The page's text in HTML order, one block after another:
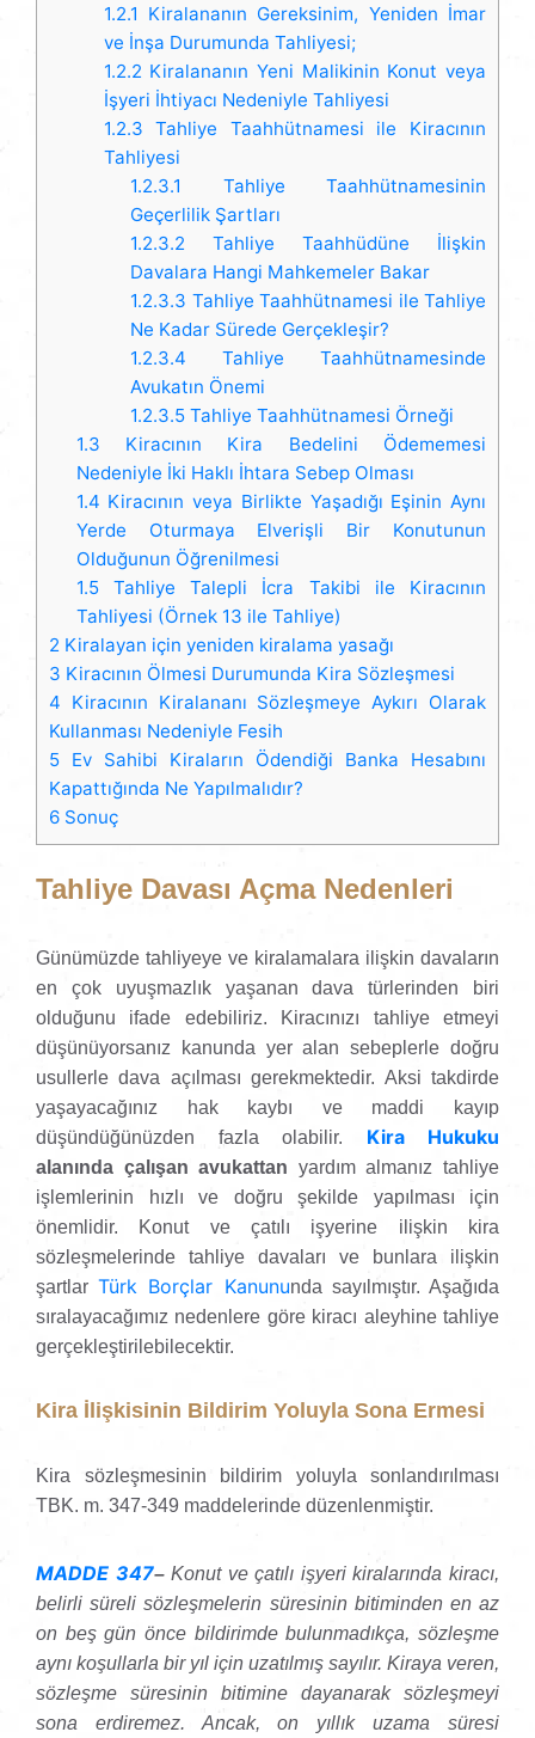
1.2.1 Kiralananın Gereksinim, Yeniden İmar
ve İnşa Durumunda Tahliyesi;
1.2.2 Kiralananın Yeni Malikinin Konut veya
İşyeri İhtiyacı Nedeniyle Tahliyesi
1.2.3 Tahliye Taahhütnamesi ile Kiracının
Tahliyesi
1.2.3.1
Tahliye Taahhütnamesinin
Geçerlilik Şartları
1.2.3.2 Tahliye Taahhüdüne İlişkin
Davalara Hangi Mahkemeler Bakar
1.2.3.3 Tahliye Taahhütnamesi ile Tahliye
Ne Kadar Sürede Gerçekleşir?
1.2.3.4 Tahliye Taahhütnamesinde
Avukatın Önemi
1.2.3.5 Tahliye Taahhütnamesi Örneği
1.3 Kiracının Kira Bedelini Ödememesi
Nedeniyle İki Haklı İhtara Sebep Olması
1.4 Kiracının veya Birlikte Yaşadığı Eşinin Aynı
Yerde Oturmaya Elverişli Bir Konutunun
Olduğunun Öğrenilmesi
1.5Tahliye Talepli İcra Takibi ile Kiracının
Tahliyesi (Örnek 13 ile Tahliye)
2 Kiralayan için yeniden kiralama yasağı
3 Kiracının Ölmesi Durumunda Kira Sözleşmesi
4 Kiracının Kiralananı Sözleşmeye Aykırı Olarak
Kullanması Nedeniyle Fesih
5 Ev Sahibi Kiraların Ödendiği Banka Hesabını
Kapattığında Ne Yapılmalıdır?
6 Sonuç
Tahliye Davası Açma Nedenleri
Günümüzde tahliyeye ve kiralamalara ilişkin davaların
en çok uyuşmazlık yaşanan dava türlerinden biri
olduğunu ifade edebiliriz. Kiracınızı tahliye etmeyi
düşünüyorsanız kanunda yer alan sebeplerle doğru
usullerle dava açılması gerekmektedir. Aksi takdirde
yaşayacağınız hak kaybı ve maddi kayıp
düşündüğünüzden fazla olabilir. Kira Hukuku
alanında çalışan avukattan yardım almanız tahliye
işlemlerinin hızlı ve doğru şekilde yapılması için
önemlidir. Konut ve çatılı işyerine ilişkin kira
sözleşmelerinde tahliye davaları ve bunlara ilişkin
şartlarTürk Borçlar Kanununda sayılmıştır. Aşağıda
sıralayacağımız nedenlere göre kiracı aleyhine tahliye
gerçekleştirilebilecektir.
Kira İlişkisinin Bildirim Yoluyla Sona Ermesi
Kira sözleşmesinin bildirim yoluyla sonlandırılması
TBK. m. 347-349 maddelerinde düzenlenmiştir.
MADDE 347–Konut ve çatılı işyeri kiralarında kiracı,
belirli süreli sözleşmelerin süresinin bitiminden en az
on beş gün önce bildirimde bulunmadıkça, sözleşme
aynı koşullarla bir yıl için uzatılmış sayılır. Kiraya veren,
sözleşme süresinin bitimine dayanarak sözleşmeyi
sona erdiremez. Ancak, on yıllık uzama süresi